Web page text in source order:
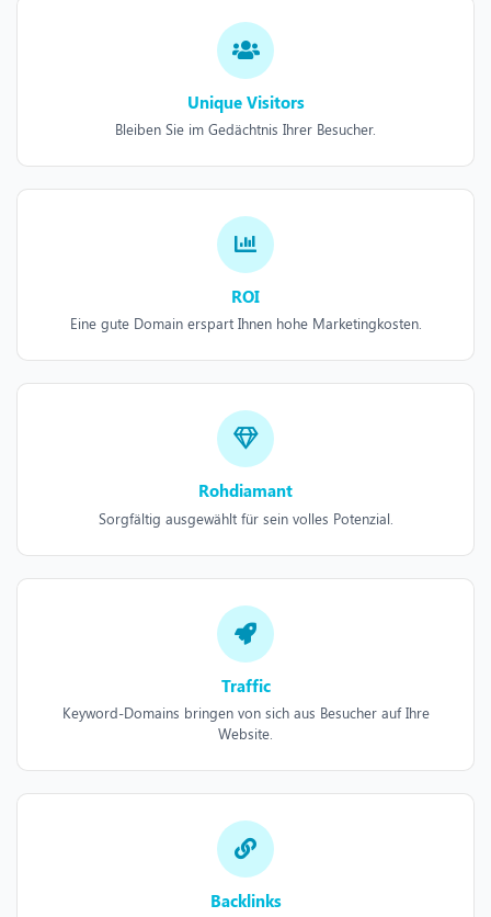
Unique Visitors
Bleiben Sie im Gedächtnis Ihrer Besucher.
ROI
Eine gute Domain erspart Ihnen hohe Marketingkosten.
Rohdiamant
Sorgfältig ausgewählt für sein volles Potenzial.
Traffic
Keyword-Domains bringen von sich aus Besucher auf Ihre
Website.
Backlinks